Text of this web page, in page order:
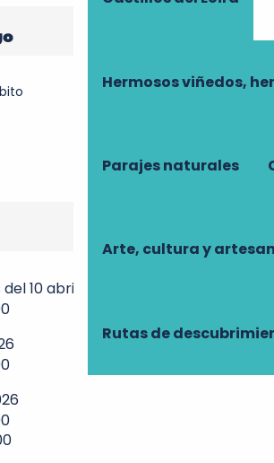
Hermosos viñedos,
Parajes naturales
Arte, cultura y
Rutas de
10 abril 2026 al 24 abril 2026